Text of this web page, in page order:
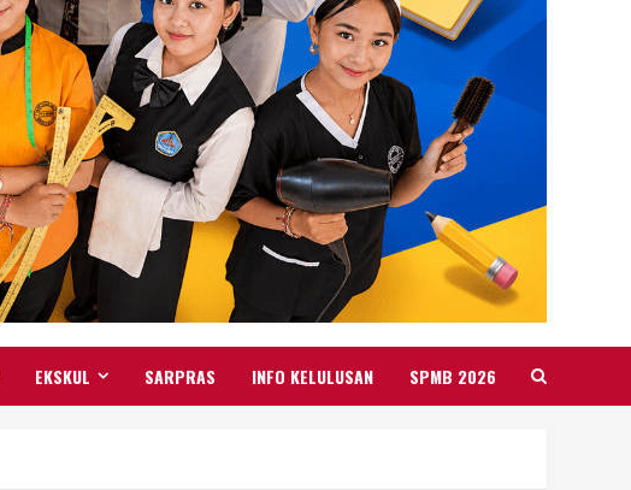
EKSKUL SARPRAS INFO KELULUSAN SPMB 2026